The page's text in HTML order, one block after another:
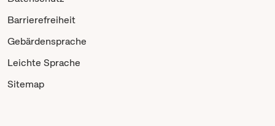
Barrierefreiheit
Gebärdensprache
Leichte Sprache
Sitemap